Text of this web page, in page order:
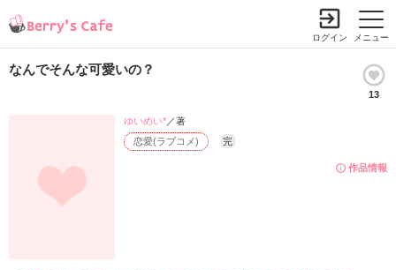
メニュー
ログイン
なんでそんな可愛いの？
13
作品情報
恋愛(ラブコメ) 完
ゆいめい*／著